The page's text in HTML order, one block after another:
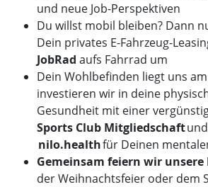
und neue Job-Perspektiven
Du willst mobil bleiben? Dann
Dein privates E-Fahrzeug-
JobRad aufs Fahrrad um
Dein Wohlbefinden liegt uns
investieren wir in deine
Gesundheit mit einer
Sports Club Mitgliedschaft
nilo.healthfür Deinen
Gemeinsam feiern wir unsere
der Weihnachtsfeier oder dem